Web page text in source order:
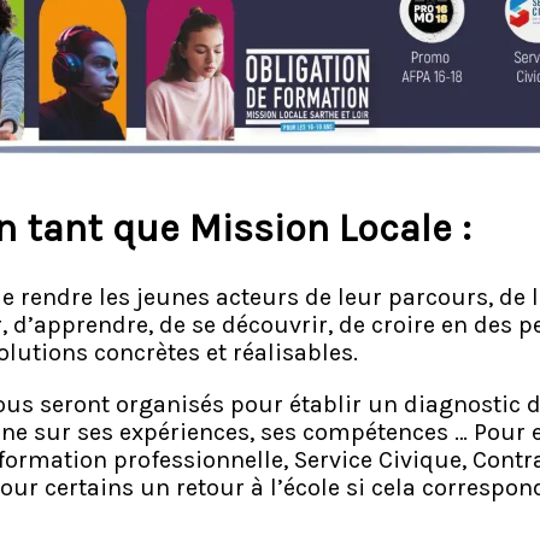
tant que Mission Locale :
rendre les jeunes acteurs de leur parcours, de
d’apprendre, de se découvrir, de croire en des
concrètes et réalisables.
seront organisés pour établir un diagnostic
sur ses expériences, ses compétences … Pour
professionnelle, Service Civique,
certains un retour à l’école si cela